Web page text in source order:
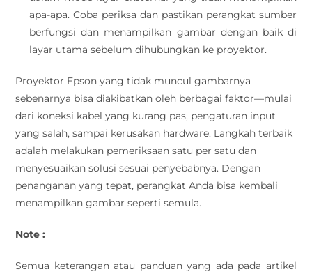
apa-apa. Coba periksa dan pastikan perangkat sumber
berfungsi dan menampilkan gambar dengan baik di
layar utama sebelum dihubungkan ke proyektor.
Proyektor Epson yang tidak muncul gambarnya
sebenarnya bisa diakibatkan oleh berbagai faktor—mulai
dari koneksi kabel yang kurang pas, pengaturan input
yang salah, sampai kerusakan hardware. Langkah terbaik
adalah melakukan pemeriksaan satu per satu dan
menyesuaikan solusi sesuai penyebabnya. Dengan
penanganan yang tepat, perangkat Anda bisa kembali
menampilkan gambar seperti semula.
Note :
Semua keterangan atau panduan yang ada pada artikel